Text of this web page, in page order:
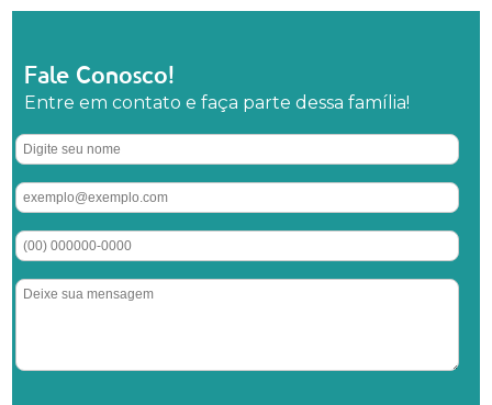
Fale Conosco!
Entre em contato e faça parte dessa família!